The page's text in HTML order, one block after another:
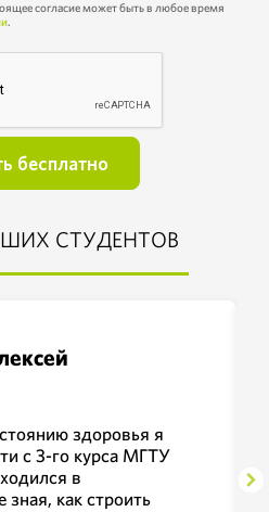
согласие может быть в любое время
.
СТУДЕНТОВ
здоровья я
с 3-го курса МГТУ
в
зная, как строить